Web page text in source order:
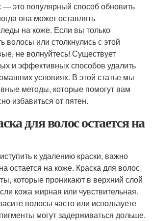
— это популярный способ обновить
она может оставлять
на коже. Если вы только
волосы или столкнулись с этой
не волнуйтесь! Существует
и эффективных способов удалить
условиях. В этой статье мы
методы, которые помогут вам
избавиться от пятен.
для волос остается на
к удалению краски, важно
остается на коже. Краска для волос
которые проникают в верхний слой
кожа жирная или чувствительная.
волосы часто или используете
могут задерживаться дольше.